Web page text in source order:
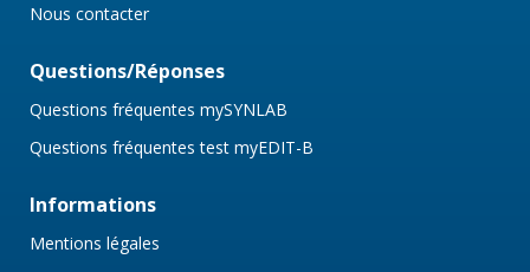
Nous contacter
Questions/Réponses
Questions fréquentes mySYNLAB
Questions fréquentes test myEDIT-B
Informations
Mentions légales